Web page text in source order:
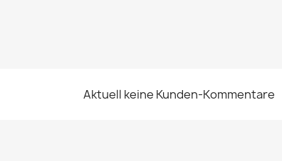
Aktuell keine Kunden-Kommentare